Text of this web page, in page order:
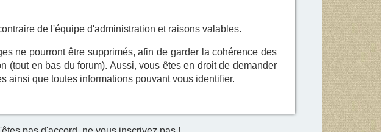
de l'équipe d'administration et raisons valables.
ne pourront être supprimés, afin de garder la cohérence des
(tout en bas du forum). Aussi, vous êtes en droit de demander
ainsi que toutes informations pouvant vous identifier.